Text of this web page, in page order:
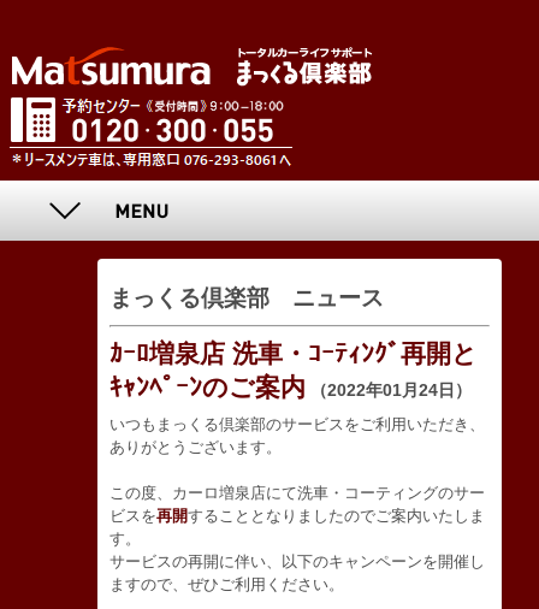
まっくる倶楽部 ニュース
ｶｰﾛ増泉店 洗車・ｺｰﾃｨﾝｸﾞ再開と
ｷｬﾝﾍﾟｰﾝのご案内
（2022年01月24日）
いつもまっくる倶楽部のサービスをご利用いただき、
ありがとうございます。
この度、カーロ増泉店にて洗車・コーティングのサー
ビスを再開することとなりましたのでご案内いたしま
す。
サービスの再開に伴い、以下のキャンペーンを開催し
ますので、ぜひご利用ください。